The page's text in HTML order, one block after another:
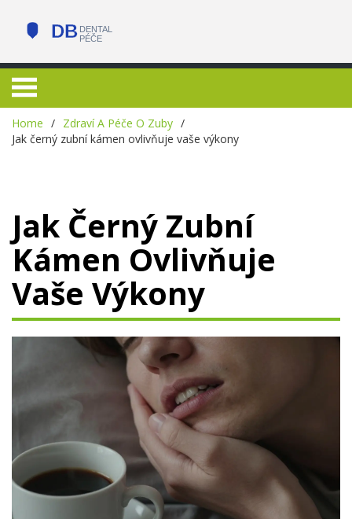
Home
Zdraví A Péče O Zuby
Jak černý zubní kámen ovlivňuje vaše výkony
Jak Černý Zubní
Kámen Ovlivňuje
Vaše Výkony